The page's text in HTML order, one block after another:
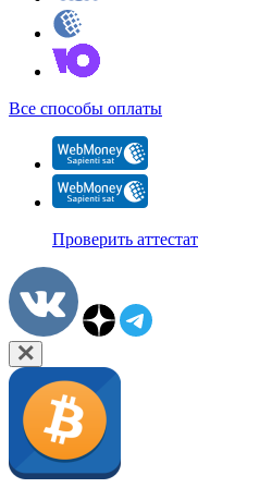
Все способы оплаты
Проверить аттестат